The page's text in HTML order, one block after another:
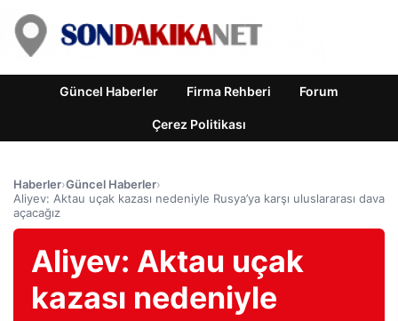
Güncel Haberler Firma Rehberi Forum
Çerez Politikası
Haberler›Güncel Haberler›
Aliyev: Aktau uçak kazası nedeniyle Rusya’ya karşı uluslararası dava
açacağız
Aliyev: Aktau uçak
kazası nedeniyle